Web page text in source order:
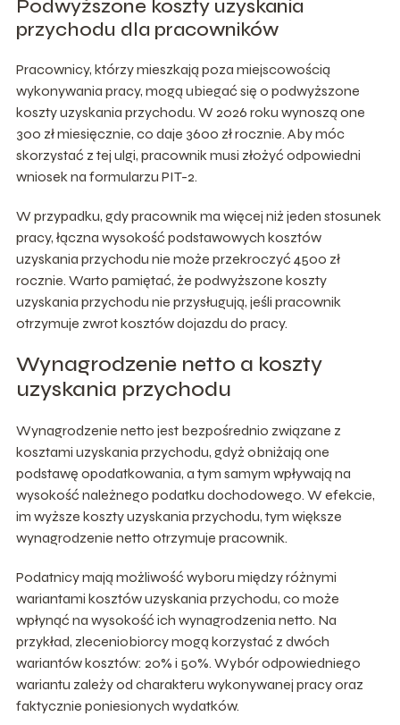
Podwyższone koszty uzyskania
przychodu dla pracowników
Pracownicy, którzy mieszkają poza miejscowością
wykonywania pracy, mogą ubiegać się o podwyższone
koszty uzyskania przychodu. W 2026 roku wynoszą one
300 zł miesięcznie, co daje 3600 zł rocznie. Aby móc
skorzystać z tej ulgi, pracownik musi złożyć odpowiedni
wniosek na formularzu PIT-2.
W przypadku, gdy pracownik ma więcej niż jeden stosunek
pracy, łączna wysokość podstawowych kosztów
uzyskania przychodu nie może przekroczyć 4500 zł
rocznie. Warto pamiętać, że podwyższone koszty
uzyskania przychodu nie przysługują, jeśli pracownik
otrzymuje zwrot kosztów dojazdu do pracy.
Wynagrodzenie netto a koszty
uzyskania przychodu
Wynagrodzenie netto jest bezpośrednio związane z
kosztami uzyskania przychodu, gdyż obniżają one
podstawę opodatkowania, a tym samym wpływają na
wysokość należnego podatku dochodowego. W efekcie,
im wyższe koszty uzyskania przychodu, tym większe
wynagrodzenie netto otrzymuje pracownik.
Podatnicy mają możliwość wyboru między różnymi
wariantami kosztów uzyskania przychodu, co może
wpłynąć na wysokość ich wynagrodzenia netto. Na
przykład, zleceniobiorcy mogą korzystać z dwóch
wariantów kosztów: 20% i 50%. Wybór odpowiedniego
wariantu zależy od charakteru wykonywanej pracy oraz
faktycznie poniesionych wydatków.